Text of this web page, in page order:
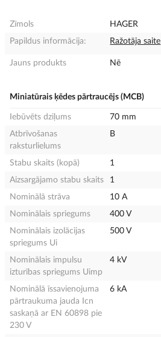
Zīmols
HAGER
Papildus informācija:
Ražotāja saite
Jauns produkts Nē
Miniatūrais ķēdes pārtraucējs (MCB)
Iebūvēts dziļums
70 mm
Atbrīvošanas
raksturlielums
B
Stabu skaits (kopā)
1
Aizsargājamo stabu skaits
1
Nominālā strāva
10 A
Nominālais spriegums
400 V
Nominālais izolācijas
spriegums Ui
500 V
Nominālais impulsu
izturības spriegums Uimp
4 kV
Nominālā īssavienojuma
pārtraukuma jauda Icn
saskaņā ar EN 60898 pie
230 V
6 kA